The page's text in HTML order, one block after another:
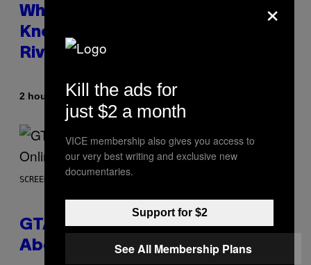
Who Is The Hood? Everything To
Know About The Newest Marvel
Rivals Character
2 hours agoBy Denny Connolly
SCREENSHOT: ROCKSTAR GAMES
GTA 6 Gets Concerning Update
About GTA Online Release Date
×
Kill the ads for
just $2 a month
VICE membership also gives you access to
our very best writing and exclusive new
documentaries.
Support for $2
See All Membership Plans